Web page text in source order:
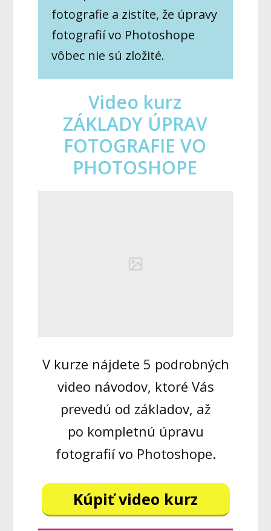
fotografie a zistíte, že úpravy
fotografií vo Photoshope
vôbec nie sú zložité.
Video kurz
ZÁKLADY ÚPRAV
FOTOGRAFIE VO
PHOTOSHOPE
V kurze nájdete 5 podrobných
video návodov, ktoré Vás
prevedú od základov, až
po kompletnú úpravu
fotografií vo Photoshope.
Kúpiť video kurz